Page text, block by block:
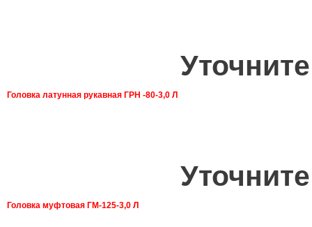
Головка латунная рукавная ГРН -80-3,0 Л
Головка муфтовая ГМ-125-3,0 Л